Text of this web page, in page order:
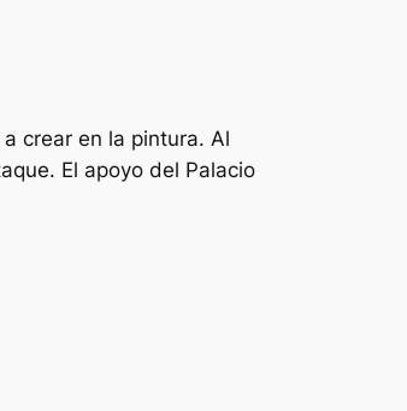
crear en la pintura. Al
El apoyo del Palacio